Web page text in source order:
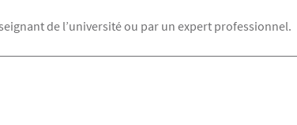
de l’université ou par un expert professionnel.